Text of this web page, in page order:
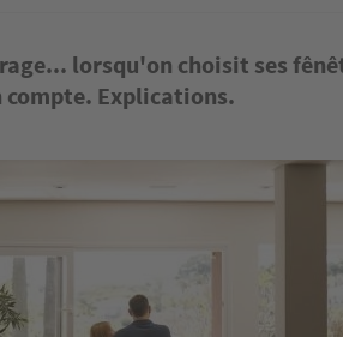
lorsqu'on choisit ses
compte. Explications.